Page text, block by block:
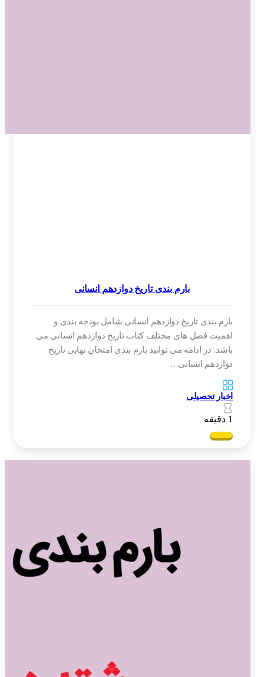
بارم بندی تاریخ دوازدهم انسانی
بارم بندی تاریخ دوازدهم انسانی شامل بودجه بندی و
اهمیت فصل های مختلف کتاب تاریخ دوازدهم انسانی می
باشد. در ادامه می توانید بارم بندی امتحان نهایی تاریخ
دوازدهم انسانی…
اخبار تحصیلی